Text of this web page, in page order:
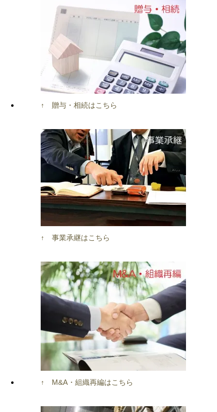
↑ 贈与・相続はこちら
↑ 事業承継はこちら
↑ M&A・組織再編はこちら